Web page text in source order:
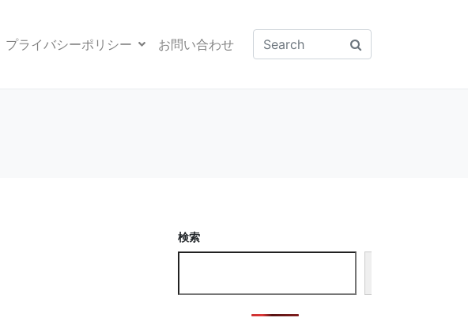
プライバシーポリシー お問い合わせ
検索